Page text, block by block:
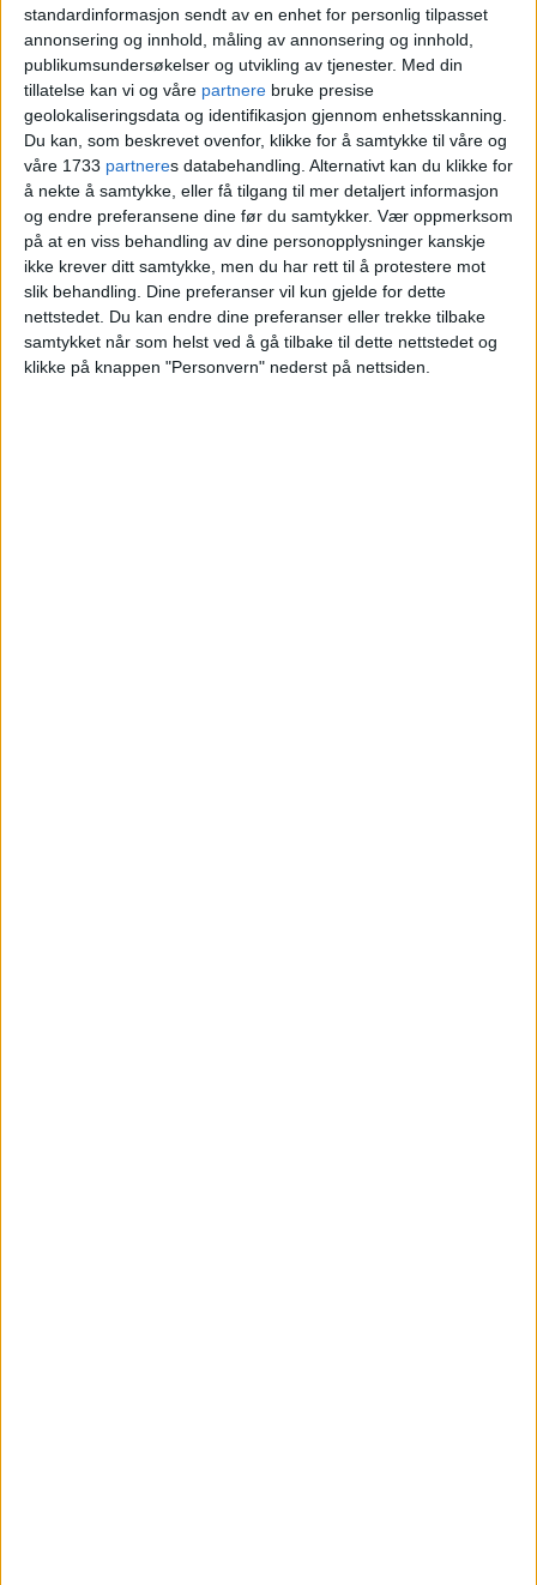
standardinformasjon sendt av en enhet for personlig tilpasset
annonsering og innhold, måling av annonsering og innhold,
publikumsundersøkelser og utvikling av tjenester. Med din
tillatelse kan vi og våre partnere bruke presise
geolokaliseringsdata og identifikasjon gjennom enhetsskanning.
Du kan, som beskrevet ovenfor, klikke for å samtykke til våre og
våre 1733 partneres databehandling. Alternativt kan du klikke for
å nekte å samtykke, eller få tilgang til mer detaljert informasjon
og endre preferansene dine før du samtykker. Vær oppmerksom
på at en viss behandling av dine personopplysninger kanskje
ikke krever ditt samtykke, men du har rett til å protestere mot
slik behandling. Dine preferanser vil kun gjelde for dette
nettstedet. Du kan endre dine preferanser eller trekke tilbake
samtykket når som helst ved å gå tilbake til dette nettstedet og
klikke på knappen "Personvern" nederst på nettsiden.
ennå, etter råd fra meg, sier forsvareren til
VG.
- Det er viktig at prosessen får gå sin gang
på riktig måte, og at media respekterer min
klients behov for privatliv og ro. Politiet
må få gjøre jobben uten at mediene avgjør
faktum og skyld. Det er eventuelt rettens
oppgave om saken ender der, sier Bratlien.
Bekrefter pågripelse